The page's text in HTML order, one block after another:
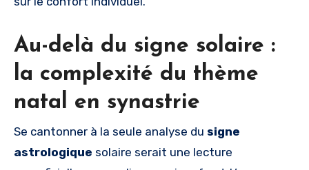
Au-delà du signe solaire :
la complexité du thème
natal en synastrie
Se cantonner à la seule analyse du signe
astrologique solaire serait une lecture